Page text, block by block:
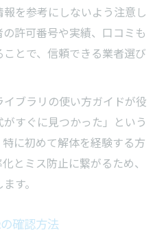
を参考にしないよう注意し
許可番号や実績、口コミも
とで、信頼できる業者選び
イブラリの使い方ガイドが役
すぐに見つかった」という
に初めて解体を経験する方
とミス防止に繋がるため、
す。
確認方法